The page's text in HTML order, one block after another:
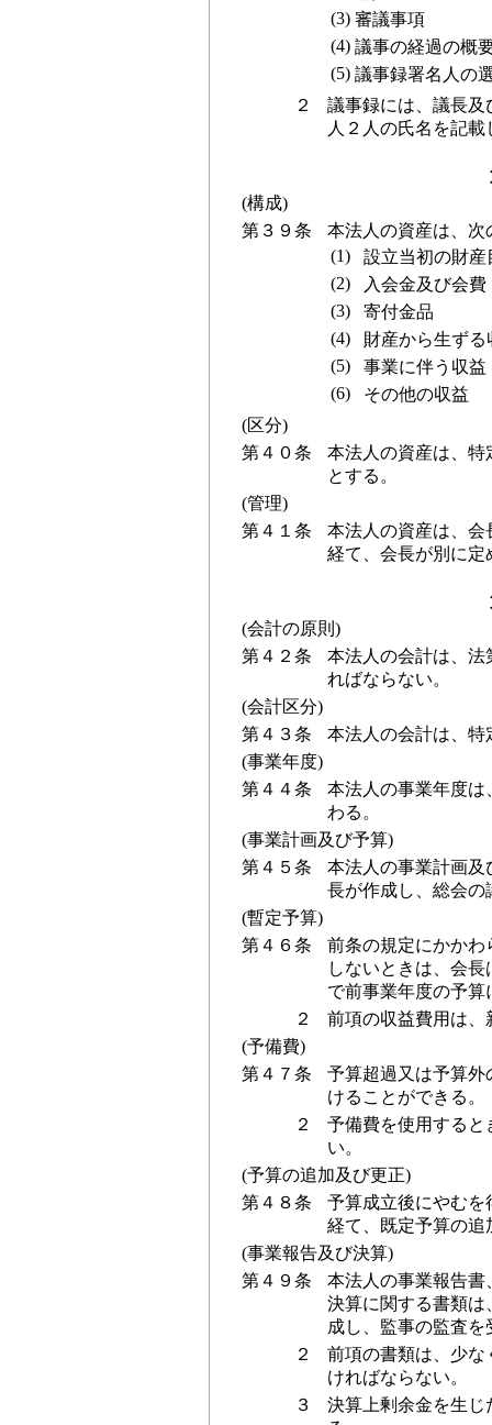
(3) 審議事項
(4) 議事の経過の概
(5) 議事録署名人の
２
議事録には、議長及
人２人の氏名を記
(構成)
第３９条
本法人の資産は、次
(1)
設立当初の財産
(2)
入会金及び会費
(3)
寄付金品
(4)
財産から生ずる
(5)
事業に伴う収益
(6)
その他の収益
(区分)
第４０条
本法人の資産は、特
とする。
(管理)
第４１条
本法人の資産は、会
経て、会長が別に定
(会計の原則)
第４２条
本法人の会計は、法
ればならない。
(会計区分)
第４３条
本法人の会計は、特
(事業年度)
第４４条
本法人の事業年度は
わる。
(事業計画及び予算)
第４５条
本法人の事業計画及
長が作成し、総会の
(暫定予算)
第４６条
前条の規定にかかわ
しないときは、会
で前事業年度の予
２
前項の収益費用は、
(予備費)
第４７条
予算超過又は予算外
けることができる。
２
予備費を使用すると
い。
(予算の追加及び更正)
第４８条
予算成立後にやむを
経て、既定予算の追
(事業報告及び決算)
第４９条
本法人の事業報告書
決算に関する書類は
成し、監事の監査
２
前項の書類は、少な
ければならない。
３
決算上剰余金を生じ